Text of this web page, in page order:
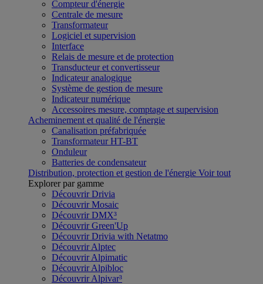
Compteur d'énergie
Centrale de mesure
Transformateur
Logiciel et supervision
Interface
Relais de mesure et de protection
Transducteur et convertisseur
Indicateur analogique
Système de gestion de mesure
Indicateur numérique
Accessoires mesure, comptage et supervision
Acheminement et qualité de l'énergie
Canalisation préfabriquée
Transformateur HT-BT
Onduleur
Batteries de condensateur
Distribution, protection et gestion de l'énergie Voir tout
Explorer par gamme
Découvrir Drivia
Découvrir Mosaic
Découvrir DMX³
Découvrir Green'Up
Découvrir Drivia with Netatmo
Découvrir Alptec
Découvrir Alpimatic
Découvrir Alpibloc
Découvrir Alpivar³